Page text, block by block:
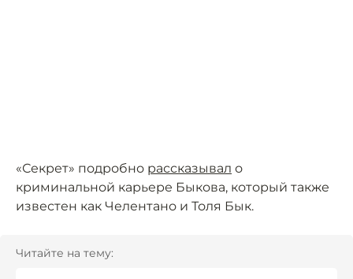
«Секрет» подробно рассказывал о
криминальной карьере Быкова, который также
известен как Челентано и Толя Бык.
Читайте на тему: